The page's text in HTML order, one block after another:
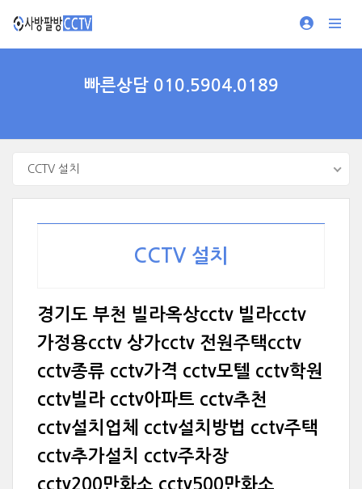
빠른상담 010.5904.0189
CCTV 설치
CCTV 설치
경기도 부천 빌라옥상cctv 빌라cctv
가정용cctv 상가cctv 전원주택cctv
cctv종류 cctv가격 cctv모텔 cctv학원
cctv빌라 cctv아파트 cctv추천
cctv설치업체 cctv설치방법 cctv주택
cctv추가설치 cctv주차장
cctv200만화소 cctv500만화소